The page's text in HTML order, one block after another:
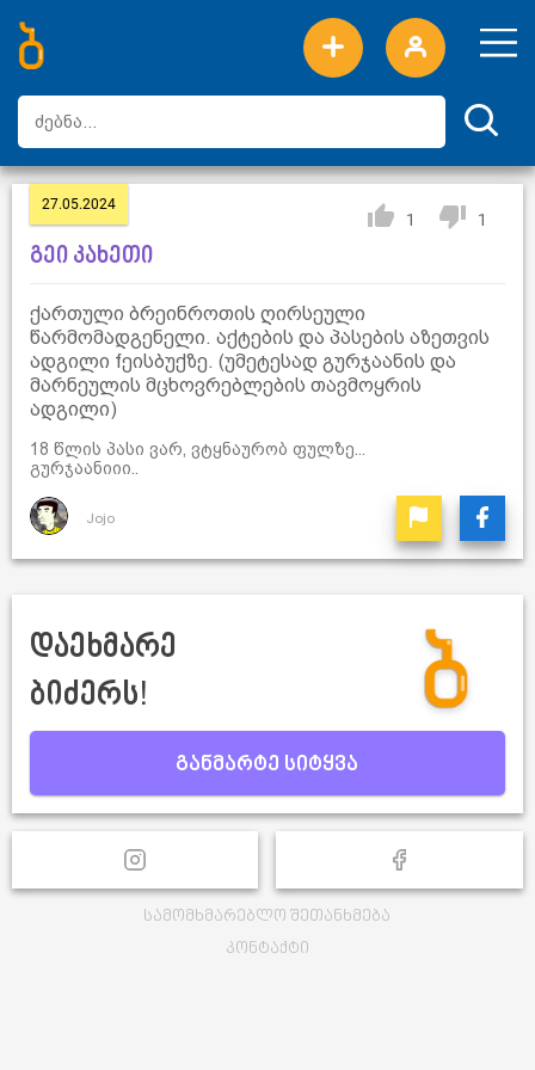
ახალი სიტყვები
ტოპ სიტყვები
დღის ტოპ სიტყვები
ტოპ მომხმარებლები
27.05.2024
1 1
გეი კახეთი
ქართული ბრეინროთის ღირსეული
წარმომადგენელი. აქტების და პასების აზეთვის
ადგილი fეისბუქზე. (უმეტესად გურჯაანის და
მარნეულის მცხოვრებლების თავმოყრის
ადგილი)
18 წლის პასი ვარ, ვტყნაურობ ფულზე...
გურჯაანიიი..
Jojo
დაეხმარე
ბიძერს!
განმარტე სიტყვა
სამომხმარებლო შეთანხმება
კონტაქტი